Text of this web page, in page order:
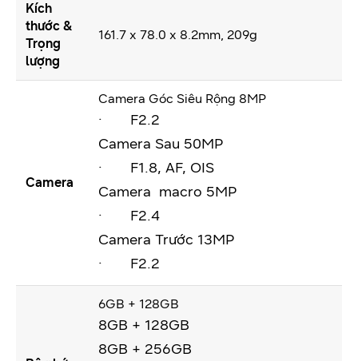
Kích
thước &
Trọng
lượng
161.7 x 78.0 x 8.2mm, 209g
Camera
Camera Góc Siêu Rộng 8MP
· F2.2
Camera Sau 50MP
· F1.8, AF, OIS
Camera macro 5MP
· F2.4
Camera Trước 13MP
· F2.2
6GB + 128GB
8GB + 128GB
8GB + 256GB